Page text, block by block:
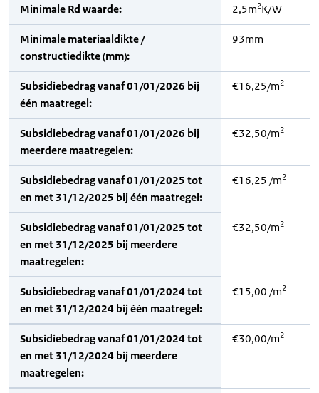
Minimale Rd waarde: 2,5m2K/W
Minimale materiaaldikte /
constructiedikte (mm):
93mm
Subsidiebedrag vanaf 01/01/2026 bij
één maatregel:
€16,25/m2
Subsidiebedrag vanaf 01/01/2026 bij
meerdere maatregelen:
€32,50/m2
Subsidiebedrag vanaf 01/01/2025 tot
en met 31/12/2025 bij één maatregel:
€16,25 /m2
Subsidiebedrag vanaf 01/01/2025 tot
en met 31/12/2025 bij meerdere
maatregelen:
€32,50/m2
Subsidiebedrag vanaf 01/01/2024 tot
en met 31/12/2024 bij één maatregel:
€15,00 /m2
Subsidiebedrag vanaf 01/01/2024 tot
en met 31/12/2024 bij meerdere
maatregelen:
€30,00/m2